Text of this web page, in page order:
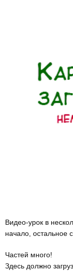
Видео-урок в
начало, остальное
Частей много!
Здесь должно